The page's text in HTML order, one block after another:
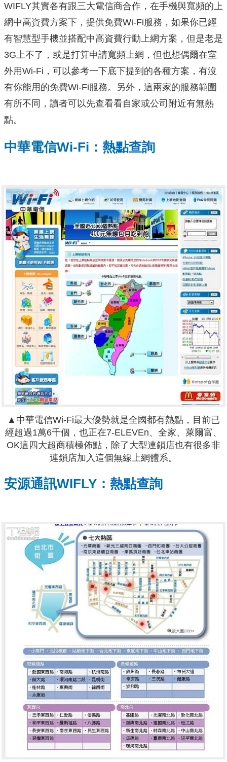
WIFLY其實各有跟三大電信商合作，在手機與寬頻的上
網中高資費方案下，提供免費Wi-Fi服務，如果你已經
有智慧型手機並搭配中高資費行動上網方案，但是老是
3G上不了，或是打算申請寬頻上網，但也想偶爾在室
外用Wi-Fi，可以參考一下底下提到的各種方案，有沒
有你能用的免費Wi-Fi服務。另外，這兩家的服務範圍
有所不同，讀者可以先查看看自家或公司附近有無熱
點。
中華電信Wi-Fi： 熱點查詢
▲中華電信Wi-Fi最大優勢就是全國都有熱點，目前已
經超過1萬6千個，也正在7-ELEVEn、全家、萊爾富、
OK這四大超商積極佈點，除了大型連鎖店也有很多非
連鎖店加入這個無線上網體系。
安源通訊WIFLY： 熱點查詢